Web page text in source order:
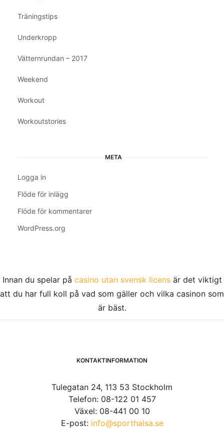
Träningstips
Underkropp
Vätternrundan – 2017
Weekend
Workout
Workoutstories
META
Logga in
Flöde för inlägg
Flöde för kommentarer
WordPress.org
Innan du spelar på casino utan svensk licensär det viktigt
att du har full koll på vad som gäller och vilka casinon som
är bäst.
KONTAKTINFORMATION
Tulegatan 24, 113 53 Stockholm
Telefon: 08-122 01 457
Växel: 08-441 00 10
E-post: info@sporthalsa.se